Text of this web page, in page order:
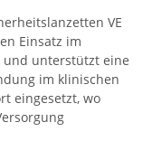
VE
Einsatz im
und unterstützt eine
im klinischen
eingesetzt, wo